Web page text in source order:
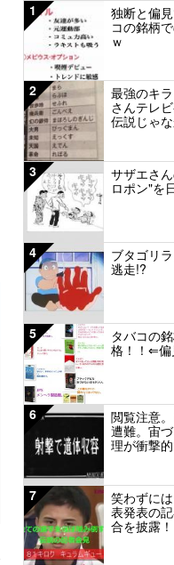
1
独断と偏
コの銘柄
ｗ
2
最強のキ
さんテレ
伝説じゃ
3
サザエさ
ロポン"を
4
ブタゴリ
逃走!?
5
タバコの
格！！⇐偏
6
閲覧注意
遭難。宙
理が衝撃的
7
笑わずに
表発表の
合を披露！